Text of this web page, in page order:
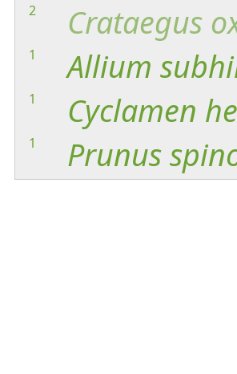
2 Crataegus
1 Allium
1 Cyclamen
1 Prunus